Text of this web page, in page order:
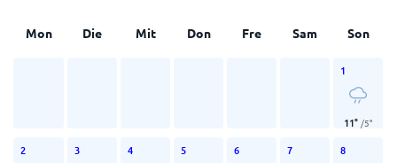
Mon Die Mit Don Fre Sam Son
1
11° /5°
2 3 4 5 6 7 8